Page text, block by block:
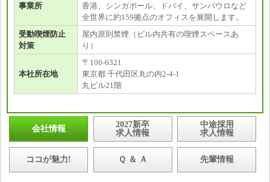
事業所
香港、シンガポール、ドバイ、サンパウロなど
全世界に約159拠点のオフィスを展開します。
受動喫煙防止
対策
屋内原則禁煙（ビル内共有の喫煙スペースあ
り）
本社所在地
〒100-6321
東京都 千代田区丸の内2-4-1
丸ビル21階
会社情報
2027新卒
求人情報
中途採用
求人情報
ココが魅力! Ｑ ＆ Ａ 先輩情報